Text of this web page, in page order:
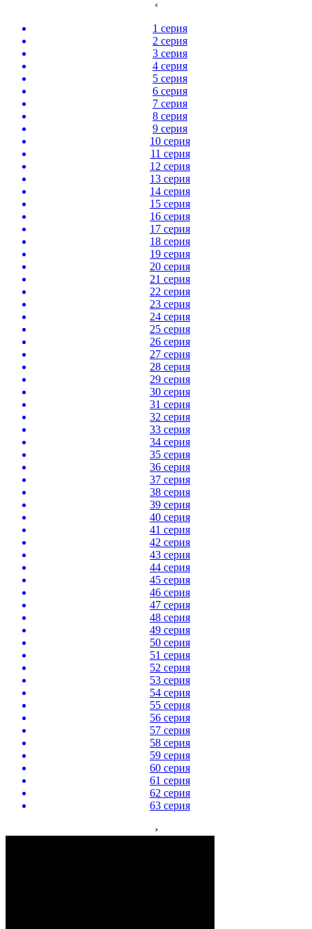
‹
1 серия
2 серия
3 серия
4 серия
5 серия
6 серия
7 серия
8 серия
9 серия
10 серия
11 серия
12 серия
13 серия
14 серия
15 серия
16 серия
17 серия
18 серия
19 серия
20 серия
21 серия
22 серия
23 серия
24 серия
25 серия
26 серия
27 серия
28 серия
29 серия
30 серия
31 серия
32 серия
33 серия
34 серия
35 серия
36 серия
37 серия
38 серия
39 серия
40 серия
41 серия
42 серия
43 серия
44 серия
45 серия
46 серия
47 серия
48 серия
49 серия
50 серия
51 серия
52 серия
53 серия
54 серия
55 серия
56 серия
57 серия
58 серия
59 серия
60 серия
61 серия
62 серия
63 серия
›